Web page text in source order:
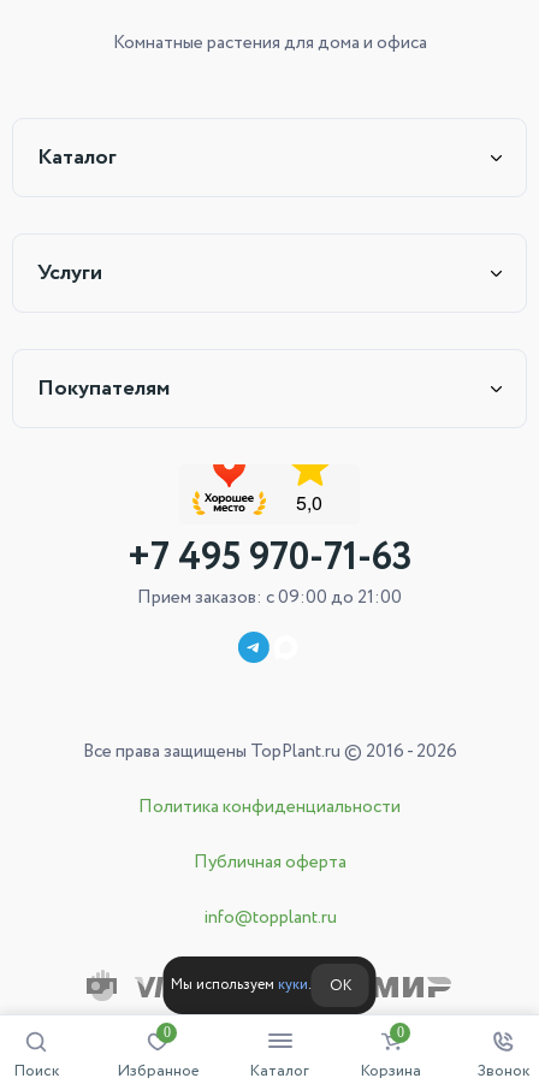
Комнатные растениядля дома и офиса
Каталог
Услуги
Покупателям
+7 495 970-71-63
Прием заказов: с 09:00 до 21:00
Все права защищены TopPlant.ru © 2016 - 2026
Политика конфиденциальности
Публичная оферта
info@topplant.ru
Поиск
0
Избранное Каталог
0
Корзина Звонок
Мы используем куки. ОК